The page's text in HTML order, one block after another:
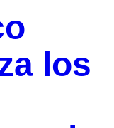
los